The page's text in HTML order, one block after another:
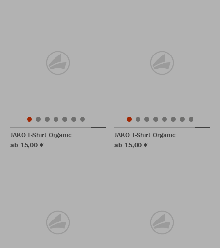
JAKO T-Shirt Organic
ab 15,00 €
JAKO T-Shirt Organic
ab 15,00 €